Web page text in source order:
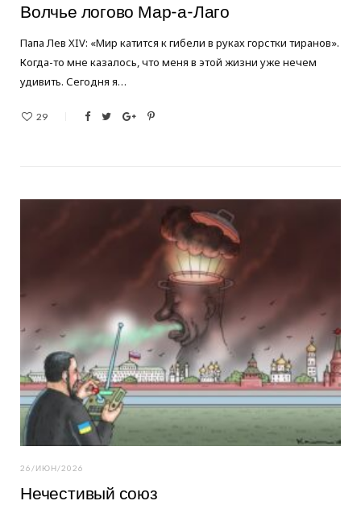
Волчье логово Мар-а-Лаго
Папа Лев XIV: «Мир катится к гибели в руках горстки тиранов».
Когда-то мне казалось, что меня в этой жизни уже нечем
удивить. Сегодня я…
29
26/ИЮН/2026
Нечестивый союз